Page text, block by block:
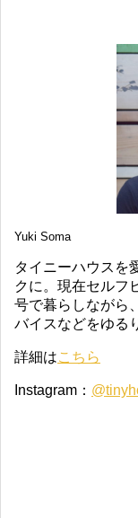
Yuki Soma
タイニーハウスを
クに。現在セルフ
号で暮らしながら
バイスなどをゆる
詳細はこちら
Instagram：